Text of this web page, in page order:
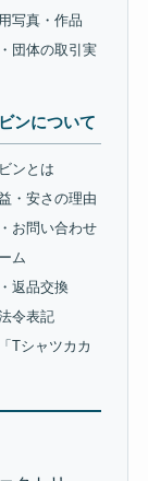
写真・作品
団体の取引実
ンについて
ンとは
・安さの理由
お問い合わせ
ム
返品交換
令表記
Tシャツカカ